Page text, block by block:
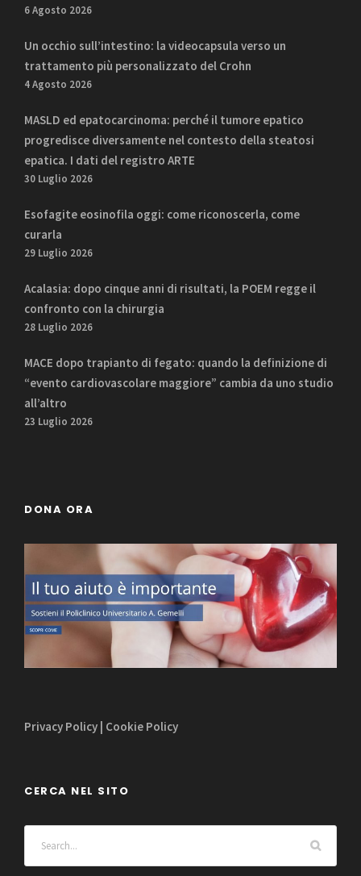
6 Agosto 2026
Un occhio sull’intestino: la videocapsula verso un
trattamento più personalizzato del Crohn
4 Agosto 2026
MASLD ed epatocarcinoma: perché il tumore epatico
progredisce diversamente nel contesto della steatosi
epatica. I dati del registro ARTE
30 Luglio 2026
Esofagite eosinofila oggi: come riconoscerla, come
curarla
29 Luglio 2026
Acalasia: dopo cinque anni di risultati, la POEM regge il
confronto con la chirurgia
28 Luglio 2026
MACE dopo trapianto di fegato: quando la definizione di
“evento cardiovascolare maggiore” cambia da uno studio
all’altro
23 Luglio 2026
DONA ORA
Privacy Policy | Cookie Policy
CERCA NEL SITO